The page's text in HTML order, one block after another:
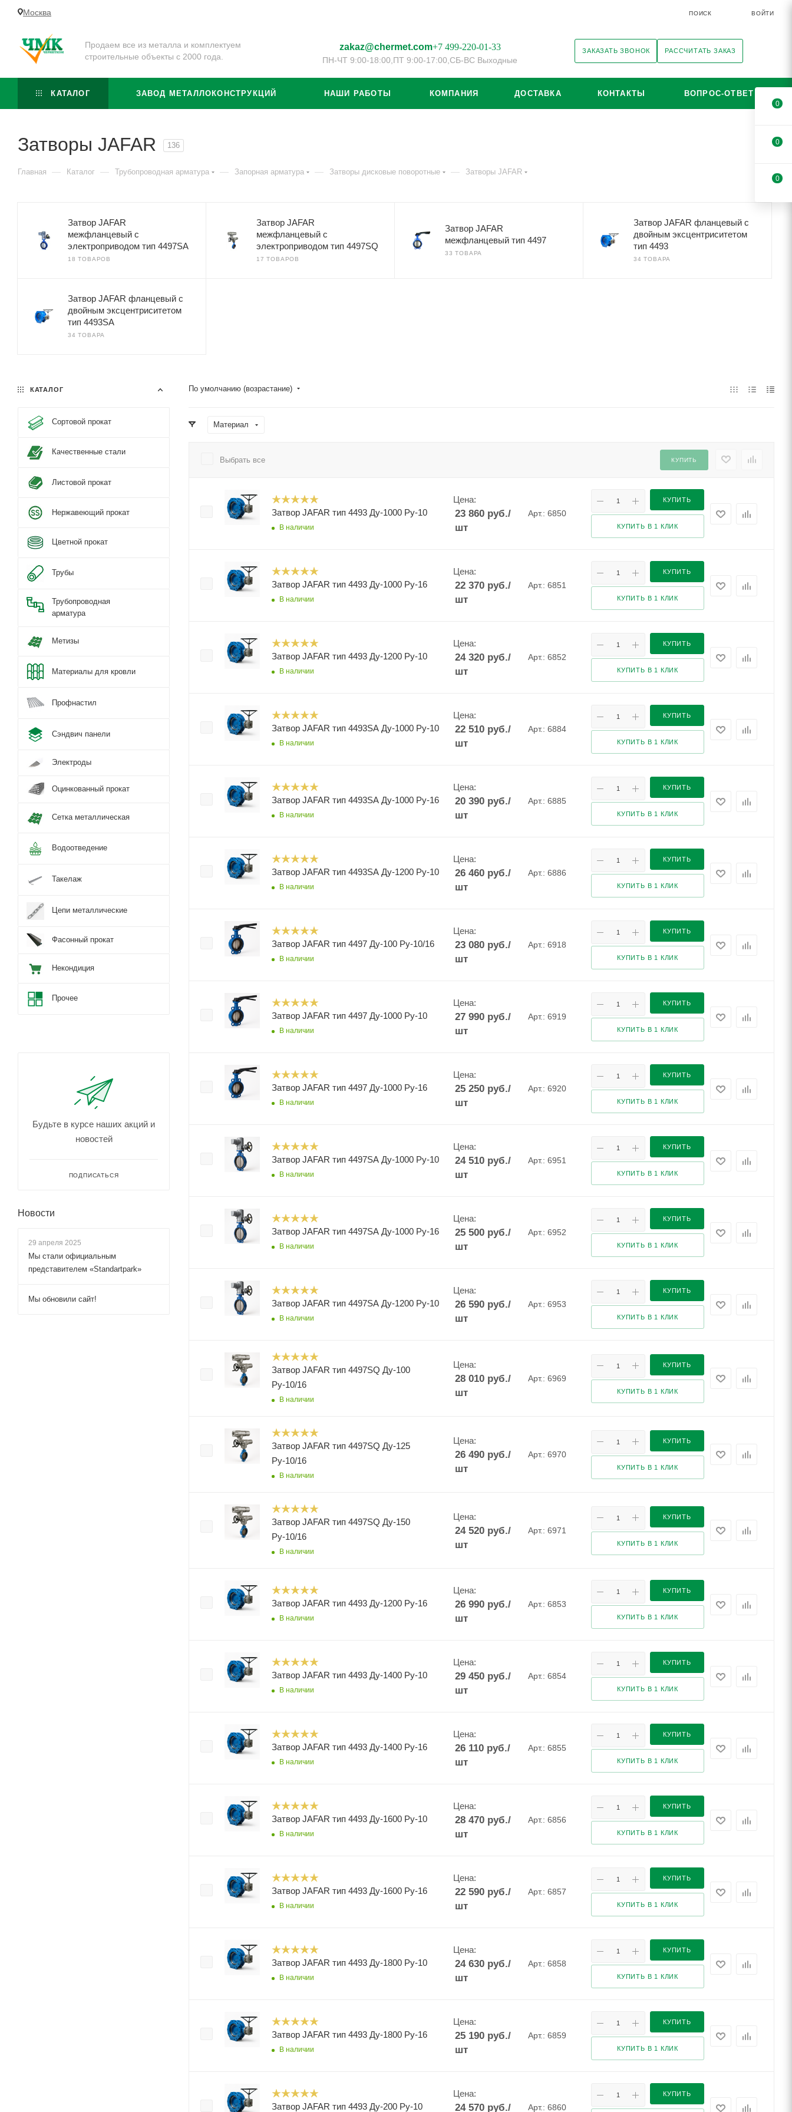
Москва ПОИСК ВОЙТИ
Продаем все из металла и комплектуем
строительные объекты с 2000 года.
zakaz@chermet.com+7 499-220-01-33
ПН-ЧТ 9:00-18:00, ПТ 9:00-17:00, СБ-ВС Выходные
ЗАКАЗАТЬ ЗВОНОК РАССЧИТАТЬ ЗАКАЗ
КАТАЛОГ ЗАВОД МЕТАЛЛОКОНСТРУКЦИЙ НАШИ РАБОТЫ КОМПАНИЯ ДОСТАВКА КОНТАКТЫ ВОПРОС-ОТВЕТ
Затворы JAFAR 136
Главная — Каталог — Трубопроводная арматура — Запорная арматура — Затворы дисковые поворотные — Затворы JAFAR
Затвор JAFAR
межфланцевый с
электроприводом тип 4497SA
18 ТОВАРОВ
Затвор JAFAR
межфланцевый с
электроприводом тип 4497SQ
17 ТОВАРОВ
Затвор JAFAR
межфланцевый тип 4497
33 ТОВАРА
Затвор JAFAR фланцевый с
двойным эксцентриситетом
тип 4493
34 ТОВАРА
Затвор JAFAR фланцевый с
двойным эксцентриситетом
тип 4493SA
34 ТОВАРА
По умолчанию (возрастание)
Материал
Выбрать все КУПИТЬ
Затвор JAFAR тип 4493 Ду-1000 Ру-10
В наличии
Цена:
23 860руб./
шт
Арт.: 6850
КУПИТЬ
КУПИТЬ В 1 КЛИК
Затвор JAFAR тип 4493 Ду-1000 Ру-16
В наличии
Цена:
22 370руб./
шт
Арт.: 6851
КУПИТЬ
КУПИТЬ В 1 КЛИК
Затвор JAFAR тип 4493 Ду-1200 Ру-10
В наличии
Цена:
24 320руб./
шт
Арт.: 6852
КУПИТЬ
КУПИТЬ В 1 КЛИК
Затвор JAFAR тип 4493SA Ду-1000 Ру-10
В наличии
Цена:
22 510руб./
шт
Арт.: 6884
КУПИТЬ
КУПИТЬ В 1 КЛИК
Затвор JAFAR тип 4493SA Ду-1000 Ру-16
В наличии
Цена:
20 390руб./
шт
Арт.: 6885
КУПИТЬ
КУПИТЬ В 1 КЛИК
Затвор JAFAR тип 4493SA Ду-1200 Ру-10
В наличии
Цена:
26 460руб./
шт
Арт.: 6886
КУПИТЬ
КУПИТЬ В 1 КЛИК
Затвор JAFAR тип 4497 Ду-100 Ру-10/16
В наличии
Цена:
23 080руб./
шт
Арт.: 6918
КУПИТЬ
КУПИТЬ В 1 КЛИК
Затвор JAFAR тип 4497 Ду-1000 Ру-10
В наличии
Цена:
27 990руб./
шт
Арт.: 6919
КУПИТЬ
КУПИТЬ В 1 КЛИК
Затвор JAFAR тип 4497 Ду-1000 Ру-16
В наличии
Цена:
25 250руб./
шт
Арт.: 6920
КУПИТЬ
КУПИТЬ В 1 КЛИК
Затвор JAFAR тип 4497SA Ду-1000 Ру-10
В наличии
Цена:
24 510руб./
шт
Арт.: 6951
КУПИТЬ
КУПИТЬ В 1 КЛИК
Затвор JAFAR тип 4497SA Ду-1000 Ру-16
В наличии
Цена:
25 500руб./
шт
Арт.: 6952
КУПИТЬ
КУПИТЬ В 1 КЛИК
Затвор JAFAR тип 4497SA Ду-1200 Ру-10
В наличии
Цена:
26 590руб./
шт
Арт.: 6953
КУПИТЬ
КУПИТЬ В 1 КЛИК
Затвор JAFAR тип 4497SQ Ду-100
Ру-10/16
В наличии
Цена:
28 010руб./
шт
Арт.: 6969
КУПИТЬ
КУПИТЬ В 1 КЛИК
Затвор JAFAR тип 4497SQ Ду-125
Ру-10/16
В наличии
Цена:
26 490руб./
шт
Арт.: 6970
КУПИТЬ
КУПИТЬ В 1 КЛИК
Затвор JAFAR тип 4497SQ Ду-150
Ру-10/16
В наличии
Цена:
24 520руб./
шт
Арт.: 6971
КУПИТЬ
КУПИТЬ В 1 КЛИК
Затвор JAFAR тип 4493 Ду-1200 Ру-16
В наличии
Цена:
26 990руб./
шт
Арт.: 6853
КУПИТЬ
КУПИТЬ В 1 КЛИК
Затвор JAFAR тип 4493 Ду-1400 Ру-10
В наличии
Цена:
29 450руб./
шт
Арт.: 6854
КУПИТЬ
КУПИТЬ В 1 КЛИК
Затвор JAFAR тип 4493 Ду-1400 Ру-16
В наличии
Цена:
26 110руб./
шт
Арт.: 6855
КУПИТЬ
КУПИТЬ В 1 КЛИК
Затвор JAFAR тип 4493 Ду-1600 Ру-10
В наличии
Цена:
28 470руб./
шт
Арт.: 6856
КУПИТЬ
КУПИТЬ В 1 КЛИК
Затвор JAFAR тип 4493 Ду-1600 Ру-16
В наличии
Цена:
22 590руб./
шт
Арт.: 6857
КУПИТЬ
КУПИТЬ В 1 КЛИК
Затвор JAFAR тип 4493 Ду-1800 Ру-10
В наличии
Цена:
24 630руб./
шт
Арт.: 6858
КУПИТЬ
КУПИТЬ В 1 КЛИК
Затвор JAFAR тип 4493 Ду-1800 Ру-16
В наличии
Цена:
25 190руб./
шт
Арт.: 6859
КУПИТЬ
КУПИТЬ В 1 КЛИК
Затвор JAFAR тип 4493 Ду-200 Ру-10
Цена:
24 570руб./ Арт.: 6860
КУПИТЬ
КАТАЛОГ
Сортовой прокат
Качественные стали
Листовой прокат
Нержавеющий прокат
Цветной прокат
Трубы
Трубопроводная
арматура
Метизы
Материалы для кровли
Профнастил
Сэндвич панели
Электроды
Оцинкованный прокат
Сетка металлическая
Водоотведение
Такелаж
Цепи металлические
Фасонный прокат
Некондиция
Прочее
Будьте в курсе наших акций и
новостей
ПОДПИСАТЬСЯ
Новости
29 апреля 2025
Мы стали официальным
представителем «Standartpark»
Мы обновили сайт!
0
0
0